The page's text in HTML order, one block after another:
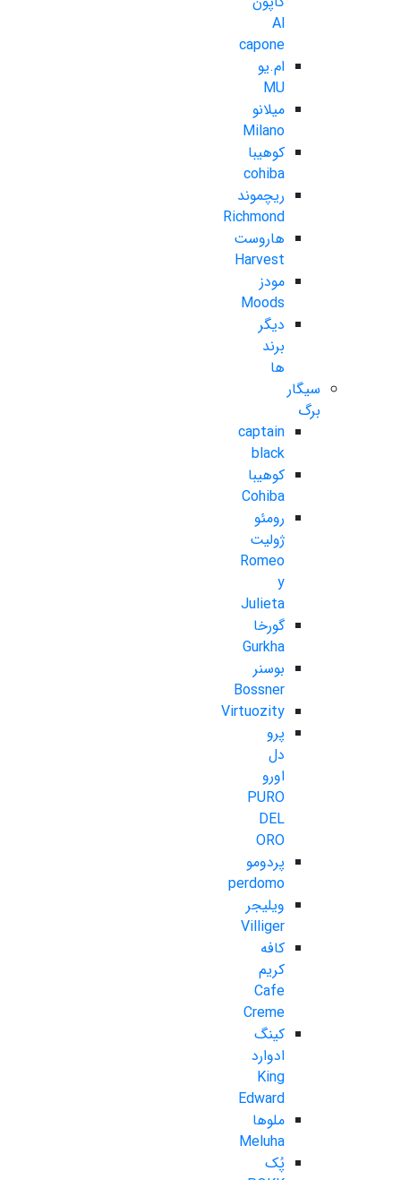
Al
capone
ام.یو
MU
میلانو
Milano
کوهیبا
cohiba
ریچموند
Richmond
هاروست
Harvest
مودز
Moods
دیگر
برند
ها
سیگار
برگ
captain
black
کوهیبا
Cohiba
رومئو
ژولیت
Romeo
y
Julieta
گورخا
Gurkha
بوسنر
Bossner
Virtuozity
پرو
دل
اورو
PURO
DEL
ORO
پردومو
perdomo
ویلیجر
Villiger
کافه
کریم
Cafe
Creme
کینگ
ادوارد
King
Edward
ملوها
Meluha
پُک